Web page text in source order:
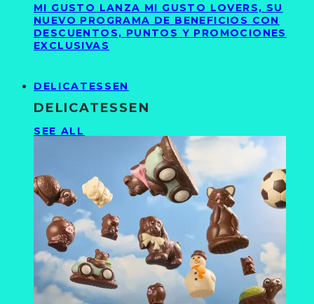
MI GUSTO LANZA MI GUSTO LOVERS, SU
NUEVO PROGRAMA DE BENEFICIOS CON
DESCUENTOS, PUNTOS Y PROMOCIONES
EXCLUSIVAS
DELICATESSEN
DELICATESSEN
SEE ALL